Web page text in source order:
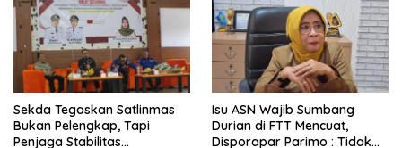
Sekda Tegaskan Satlinmas
Bukan Pelengkap, Tapi
Penjaga Stabilitas
Isu ASN Wajib Sumbang
Durian di FTT Mencuat,
Disporapar Parimo : Tidak